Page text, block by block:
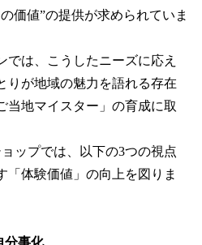
価値”の提供が求められていま
では、こうしたニーズに応え
りが地域の魅力を語れる存在
当地マイスター」の育成に取
ップでは、以下の3つの視点
「体験価値」の向上を図りま